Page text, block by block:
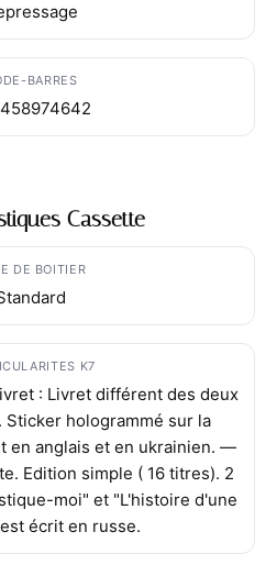
BARRES
Cassette
DE BOITIER
K7
: Livret différent des deux
hologrammé sur la
en anglais et en ukrainien. —
Edition simple ( 16 titres). 2
moi" et "L'histoire d'une
écrit en russe.